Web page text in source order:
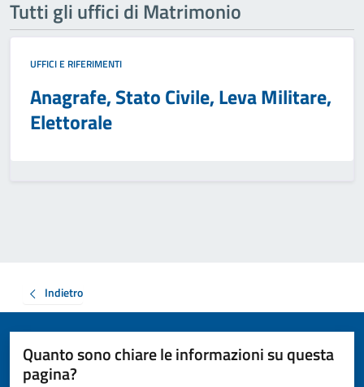
Tutti gli uffici di Matrimonio
UFFICI E RIFERIMENTI
Anagrafe, Stato Civile, Leva Militare,
Elettorale
Indietro
Quanto sono chiare le informazioni su questa
pagina?